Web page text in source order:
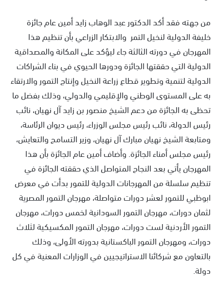
من جهته فقد أكد الدكتور عبد الوهاب زايد أمين عام جائزة
خليفة الدولية لنخيل التمر والابتكار الزراعي بأن تنظيم هذا
المهرجان في دورته الثالثة جاء ليؤكد على المكانة والمصداقية
الدولية التي حققتها الجائزة ودورها الحيوي في بناء الشراكات
الدولية لتنمية وتطوير قطاع زراعة النخيل وإنتاج التمور والارتقاء
به على المستوى الوطني والإقليمي والدولي، وذلك بفضل ما
تحظى به الجائزة من دعم الشيخ منصور بن زايد آل نهيان، نائب
رئيس الدولة، نائب رئيس مجلس الوزراء، رئيس ديوان الرئاسة،
ومتابعة الشيخ نهيان مبارك آل نهيان، وزير التسامح والتعايش،
رئيس مجلس أمناء الجائزة. وأضاف أمين عام الجائزة بأن هذا
المهرجان يأتي بعد النجاح المتواصل الذي حققته الجائزة في
تنظيم سلسلة من المهرجانات الدولية للتمور بدأت في معرض
ابوظبي للتمور لعشر دورات متواصلة، مهرجان التمور المصرية
لثمان دورات، مهرجان التمور السودانية لخمس دورات، مهرجان
التمور الأردنية لست دورات، مهرجان التمور المكسيكية لثلاث
دورات، ومهرجان التمور الباكستانية بدورته الأولى، وذلك
بالتعاون مع شركائنا الاستراتيجيين في الوزارات المعنية في كل
دولة.